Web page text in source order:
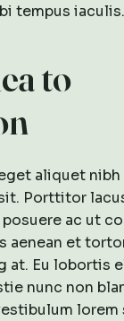
tempus iaculis.
to
aliquet nibh
Porttitor
ac ut
aenean et
at. Eu lobortis
nunc non
lorem